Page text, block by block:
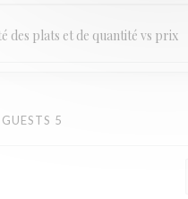
des plats et de quantité vs prix
5